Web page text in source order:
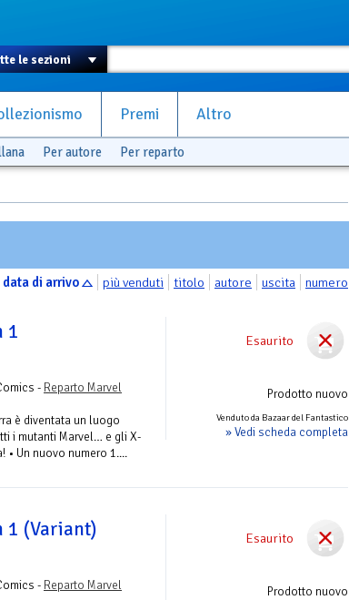
Premi Altro
Per autore Per reparto
data di arrivo più venduti titolo autore uscita numero
Esaurito
Prodotto nuovo
Venduto da Bazaar del Fantastico
» Vedi scheda completa
1
- Reparto Marvel
è diventata un luogo
i mutanti Marvel… e gli X-
Un nuovo numero 1....
Esaurito
Prodotto nuovo
1 (Variant)
- Reparto Marvel